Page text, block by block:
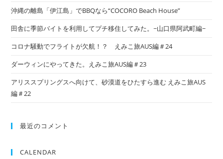
沖縄の離島「伊江島」でBBQなら“COCORO Beach House”
田舎に季節バイトを利用してプチ移住してみた。~山口県阿武町編~
コロナ騒動でフライトが欠航！？ えみこ旅AUS編＃24
ダーウィンにやってきた。えみこ旅AUS編＃23
アリススプリングスへ向けて、砂漠道をひたすら進む えみこ旅AUS
編＃22
最近のコメント
CALENDAR